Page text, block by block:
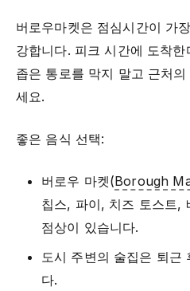
버로우마켓은 점심시간이 가
강합니다. 피크 시간에 도착
좁은 통로를 막지 말고 근처
세요.
좋은 음식 선택:
버로우 마켓(Borough
칩스, 파이, 치즈 토스트,
점상이 있습니다.
도시 주변의 술집은 퇴근
다.